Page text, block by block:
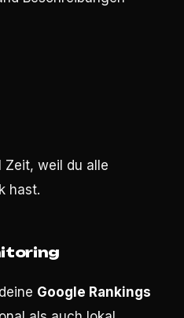
weil du alle
hast.
Google Rankings